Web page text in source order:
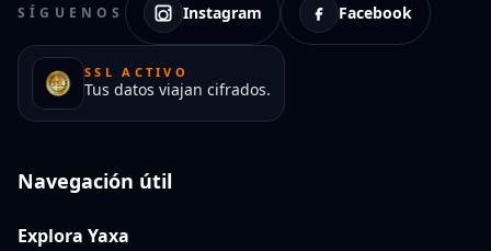
SÍGUENOS Instagram Facebook
SSL ACTIVO
Tus datos viajan cifrados.
Navegación útil
Explora Yaxa